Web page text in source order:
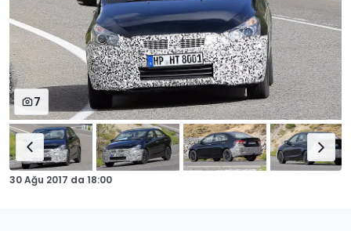
7
30 Ağu 2017 da 18:00